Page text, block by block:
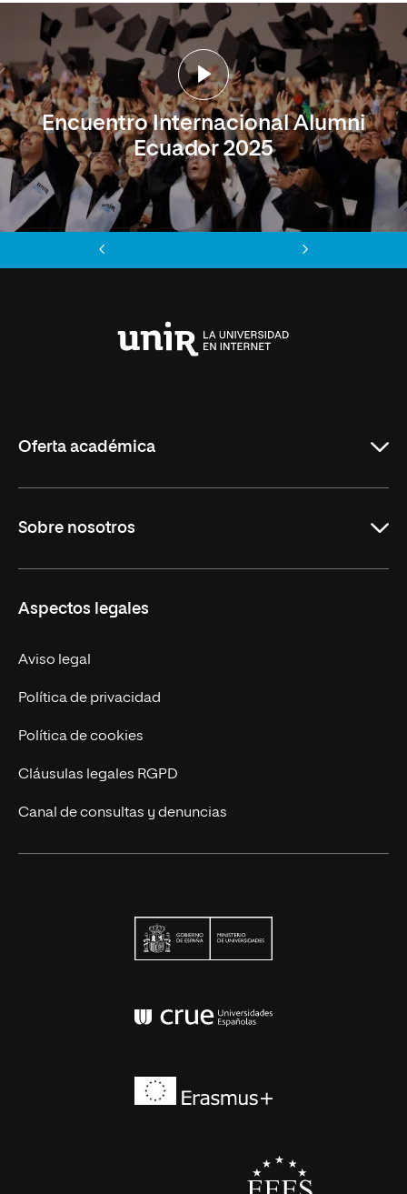
Encuentro Internacional Alumni
Ecuador 2025
Oferta académica
Formación Continua
Sobre nosotros
Trabaja en UNIR
Actualidad
Contáctanos
Aspectos legales
Aviso legal
Política de privacidad
Política de cookies
Cláusulas legales RGPD
Canal de consultas y denuncias